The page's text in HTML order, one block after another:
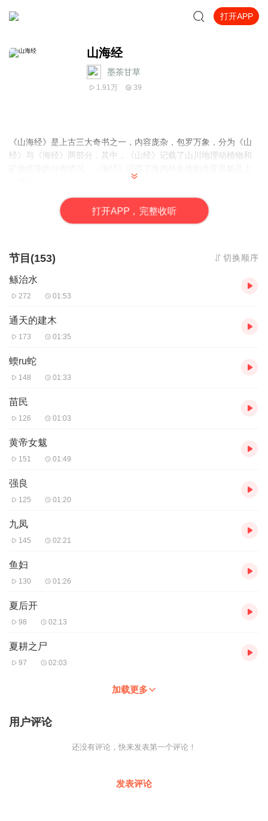
打开APP
山海经
墨茶甘草
1.91万 39
《山海经》是上古三大奇书之一，内容庞杂，包罗万象，分为《山
经》与《海经》两部分，其中，《山经》记载了山川地理动植物和
的神话感受中华文化的魅力。
打开APP，完整收听
节目(153) 切换顺序
鲧治水
272 01:53
通天的建木
173 01:35
蝡ru蛇
148 01:33
苗民
126 01:03
黄帝女魃
151 01:49
强良
125 01:20
九凤
145 02:21
鱼妇
130 01:26
夏后开
98 02:13
夏耕之尸
97 02:03
加载更多
用户评论
还没有评论，快来发表第一个评论！
发表评论